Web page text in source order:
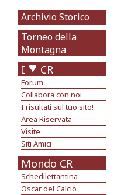
Archivio Storico
Torneo della
Montagna
I CR
Forum
Collabora con noi
I risultati sul tuo sito!
Area Riservata
Visite
Siti Amici
Mondo CR
Schedilettantina
Oscar del Calcio